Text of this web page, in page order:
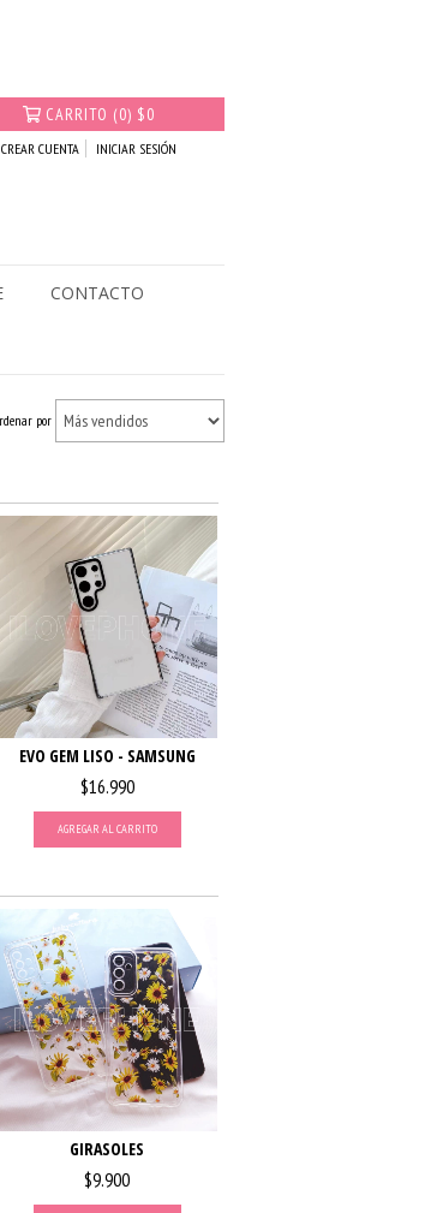
CARRITO (0) $0
CREAR CUENTA INICIAR SESIÓN
CONTACTO
por
EVO GEM LISO - SAMSUNG
$16.990
AGREGAR AL CARRITO
GIRASOLES
$9.900